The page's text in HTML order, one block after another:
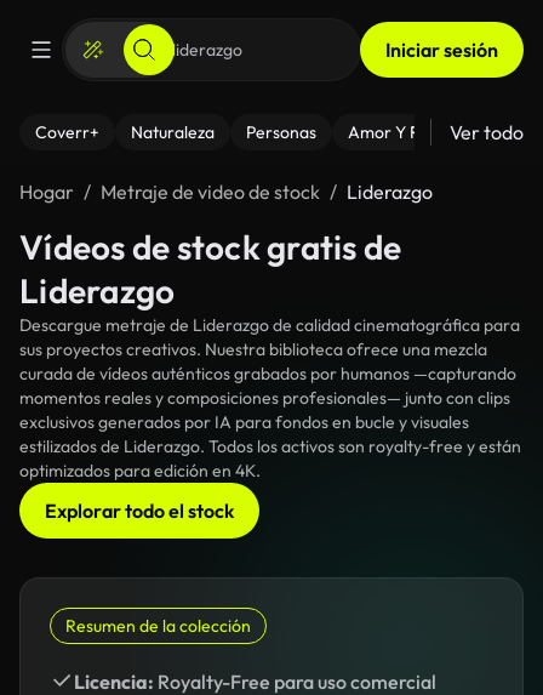
Iniciar sesión
Coverr+ Naturaleza Personas Amor Y Relaciones
Ver todo
Hogar Metraje de video de stock Liderazgo
Vídeos de stock gratis de
Liderazgo
Descargue metraje de Liderazgo de calidad cinematográfica para
sus proyectos creativos. Nuestra biblioteca ofrece una mezcla
curada de vídeos auténticos grabados por humanos —capturando
momentos reales y composiciones profesionales— junto con clips
exclusivos generados por IA para fondos en bucle y visuales
estilizados de Liderazgo. Todos los activos son royalty-free y están
optimizados para edición en 4K.
Explorar todo el stock
Resumen de la colección
Licencia: Royalty-Free para uso comercial